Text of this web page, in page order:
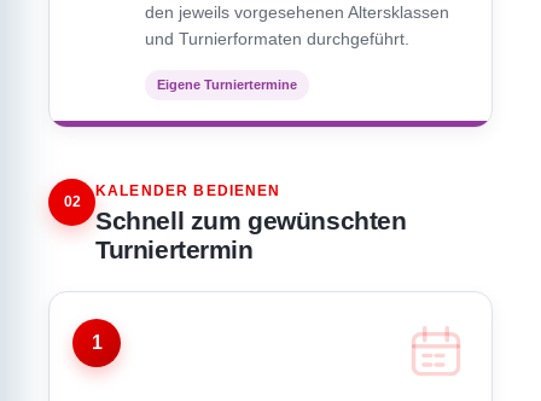
den jeweils vorgesehenen Altersklassen
und Turnierformaten durchgeführt.
Eigene Turniertermine
02
KALENDER BEDIENEN
Schnell zum gewünschten
Turniertermin
1